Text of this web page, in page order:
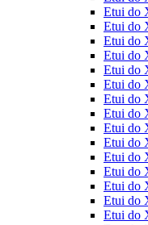
Etui do
Etui do
Etui do
Etui do
Etui do
Etui do
Etui do
Etui do
Etui do
Etui do
Etui do
Etui do
Etui do
Etui do
Etui do